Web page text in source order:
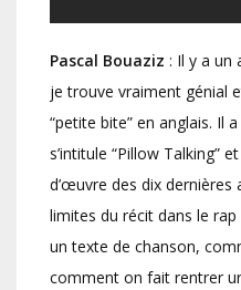
Pascal Bouaziz : Il y a un
je trouve vraiment génial
“petite bite” en anglais. Il
s’intitule “Pillow Talking”
d’œuvre des dix dernières
limites du récit dans le
un texte de chanson,
comment on fait rentrer